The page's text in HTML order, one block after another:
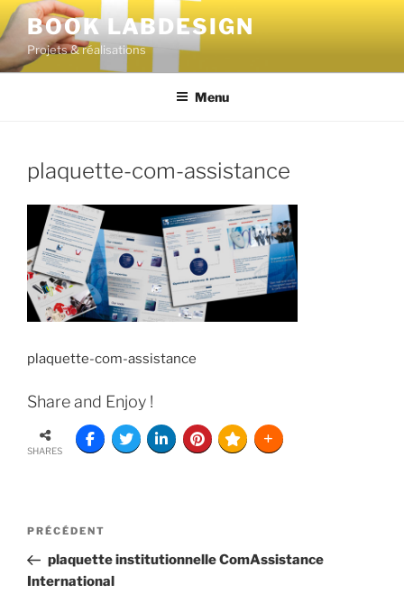
BOOK LABDESIGN
Projets & réalisations
Menu
plaquette-com-assistance
plaquette-com-assistance
Share and Enjoy !
SHARES
PRÉCÉDENT
plaquette institutionnelle ComAssistance
International